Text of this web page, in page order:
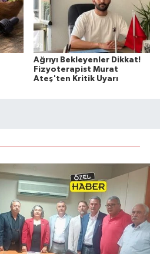
Ağrıyı Bekleyenler Dikkat!
Fizyoterapist Murat
Ateş'ten Kritik Uyarı